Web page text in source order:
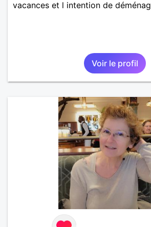
vacances et l intention de
Voir le profil